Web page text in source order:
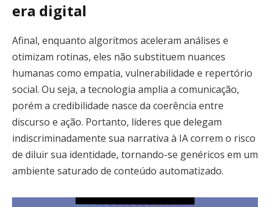
era digital
Afinal, enquanto algoritmos aceleram análises e
otimizam rotinas, eles não substituem nuances
humanas como empatia, vulnerabilidade e repertório
social. Ou seja, a tecnologia amplia a comunicação,
porém a credibilidade nasce da coerência entre
discurso e ação. Portanto, líderes que delegam
indiscriminadamente sua narrativa à IA correm o risco
de diluir sua identidade, tornando-se genéricos em um
ambiente saturado de conteúdo automatizado.